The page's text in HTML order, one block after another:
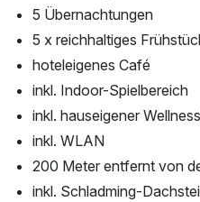
5 Übernachtungen
5 x reichhaltiges
hoteleigenes Café
inkl. Indoor-Spielbereich
inkl. hauseigener
inkl. WLAN
200 Meter entfernt von
inkl. Schladming-